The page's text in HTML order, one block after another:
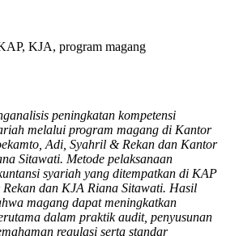
KJA, program magang
peningkatan kompetensi
melalui program magang di Kantor
Adi, Syahril & Rekan dan Kantor
Sitawati. Metode pelaksanaan
syariah yang ditempatkan di KAP
dan KJA Riana Sitawati. Hasil
magang dapat meningkatkan
dalam praktik audit, penyusunan
regulasi serta standar